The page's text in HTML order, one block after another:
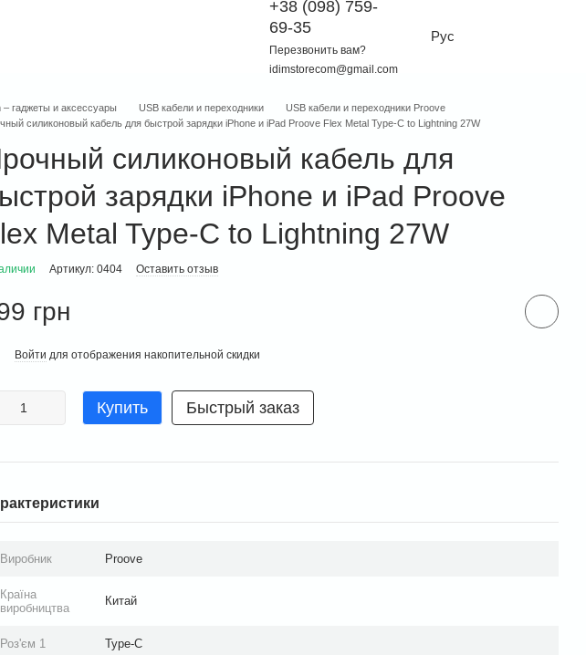
информация
+38 (098) 759-
69-35
Перезвонить вам?
idimstorecom@gmail.com
Рус
– гаджеты и аксессуары USB кабели и переходники
USB кабели и переходники Proove
силиконовый кабель для быстрой зарядки iPhone и iPad Proove Flex Metal Type-C to Lightning 27W
силиконовый кабель для
зарядки iPhone и iPad Proove
Metal Type-C to Lightning 27W
Артикул: 0404 Оставить отзыв
грн
Войти для отображения накопительной скидки
Купить Быстрый заказ
Виробник Proove
Країна
виробництва
Китай
Роз'єм 1 Type-C